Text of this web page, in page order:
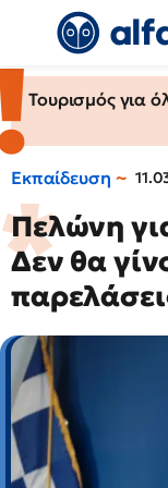
Τουρισμός για
Εκπαίδευση
Πελώνη
Δεν θα